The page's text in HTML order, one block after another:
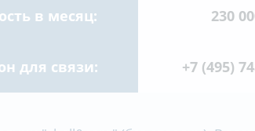
в месяц: 230
для связи: +7 (495)